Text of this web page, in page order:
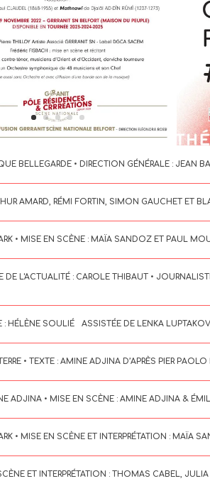
BELLEGARDE • DIRECTION GÉNÉRALE : JEAN
AMARD, RÉMI FORTIN, SIMON GAUCHET ET
• MISE EN SCÈNE : MAÏA SANDOZ ET PAUL
DE L'ACTUALITÉ : CAROLE THIBAUT •
HÉLÈNE SOULIÉ ASSISTÉE DE LENKA
• TEXTE : AMINE ADJINA D’APRÈS PIER
ADJINA • MISE EN SCÈNE : AMINE ADJINA &
• MISE EN SCÈNE ET INTERPRÉTATION : MAÏA
ET INTERPRÉTATION : THOMAS CABEL,